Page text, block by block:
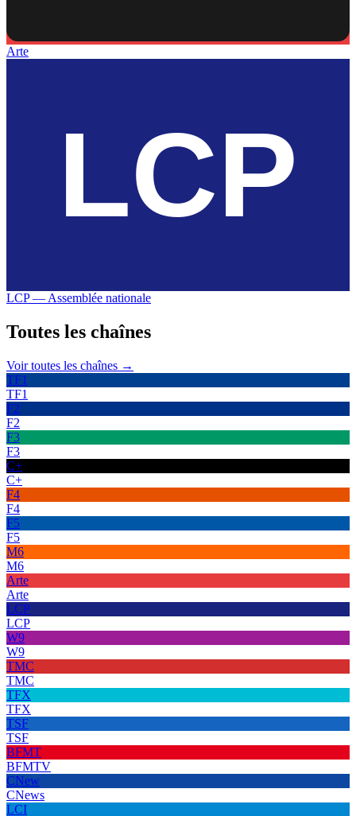
Arte
LCP — Assemblée nationale
Toutes les chaînes
Voir toutes les chaînes →
TF1
TF1
F2
F2
F3
F3
C+
C+
F4
F4
F5
F5
M6
M6
Arte
Arte
LCP
LCP
W9
W9
TMC
TMC
TFX
TFX
TSF
TSF
BFMT
BFMTV
CNew
CNews
LCI